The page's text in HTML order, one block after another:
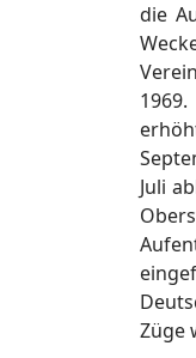
die
Juli
Züge